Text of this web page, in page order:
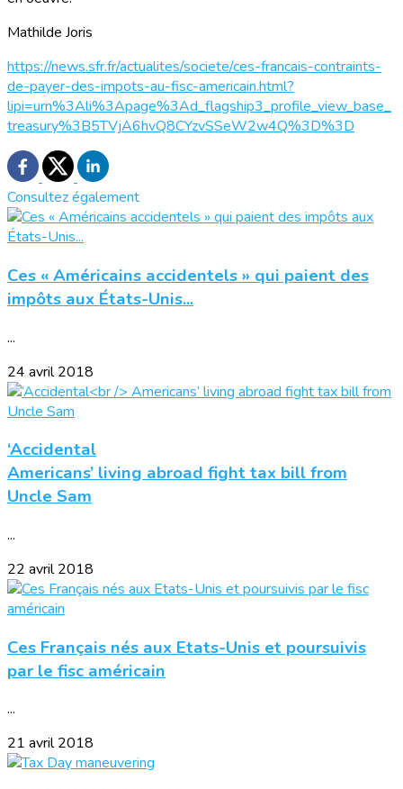
Mathilde Joris
https://news.sfr.fr/actualites/societe/ces-francais-contraints-
de-payer-des-impots-au-fisc-americain.html?
lipi=urn%3Ali%3Apage%3Ad_flagship3_profile_view_base_
treasury%3B5TVjA6hvQ8CYzvSSeW2w4Q%3D%3D
Consultez également
Ces « Américains accidentels » qui paient des
impôts aux États-Unis...
...
24 avril 2018
‘Accidental
Americans’ living abroad fight tax bill from
Uncle Sam
...
22 avril 2018
Ces Français nés aux Etats-Unis et poursuivis
par le fisc américain
...
21 avril 2018